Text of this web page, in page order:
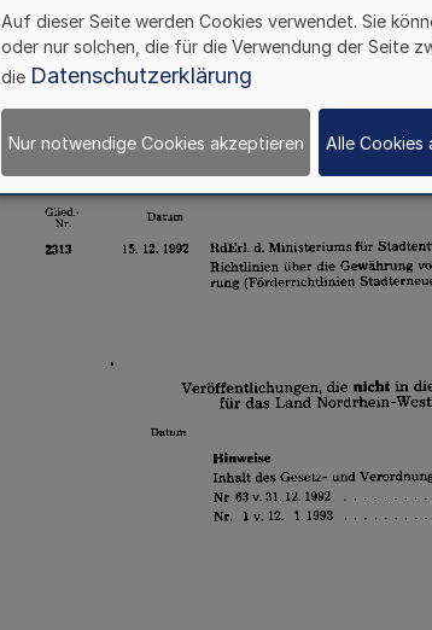
Auf dieser Seite werden Cookies verwendet. Sie
oder nur solchen, die für die Verwendung der Seite
die Datenschutzerklärung
Nur notwendige Cookies akzeptieren Alle Cookies